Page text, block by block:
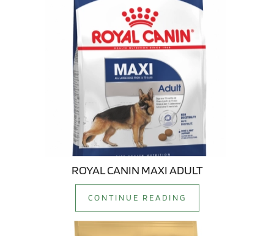
ROYAL CANIN MAXI ADULT
CONTINUE READING